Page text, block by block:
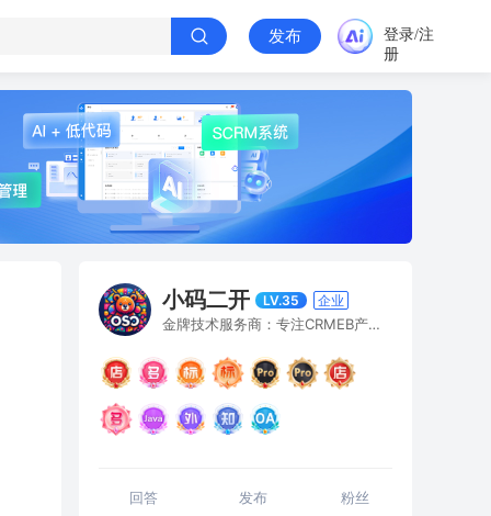
发布
登录/注
册
小码二开 LV.35 企业
金牌技术服务商：专注CRMEB产品的深度定制与合规模式开发, 微信与电话同号：13515970381
回答 发布 粉丝